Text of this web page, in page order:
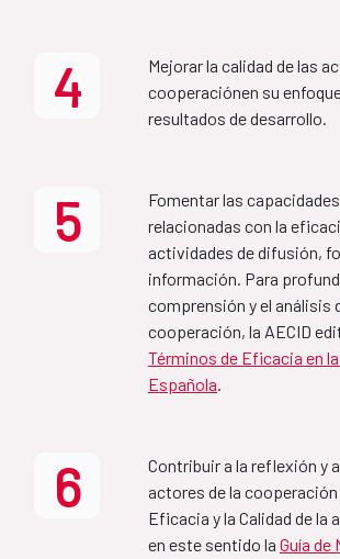
MAP Etiopía-España
Country Partnership
Framework Ethiopia-
2022-2027
MAP Bolivia-España
MAP Mozambique-
Aprobado por el Consejo Rector de la
de junio de 2025 y publicado en junio de
Informe Seguimiento
Acción 2025
Plan de acción 2026
Aprobado por el Consejo Rector de la
4
Mejorar la calidad de las
cooperaciónen su
resultados de desarrollo.
5
Fomentar las
relacionadas con la
actividades de difusión,
información. Para
comprensión y el análisis
cooperación, la AECID
Términos de Eficacia en
Española.
6
Contribuir a la reflexión y
actores de la cooperación
Eficacia y la Calidad de la
en este sentido la Guía de